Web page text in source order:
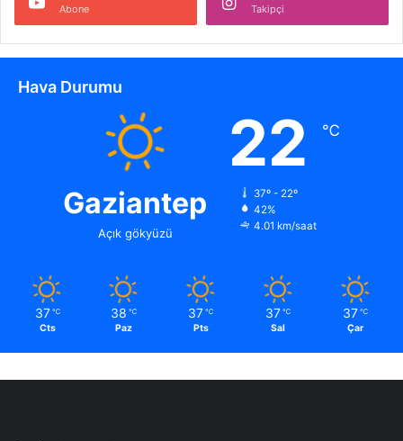
Abone Takipçi
Hava Durumu
Gaziantep
Açık gökyüzü
22 ℃
37º - 22º
42%
4.01 km/saat
37 ℃
Cts
38 ℃
Paz
37 ℃
Pts
37 ℃
Sal
37 ℃
Çar